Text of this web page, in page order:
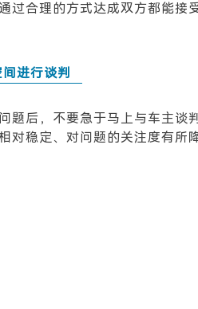
过合理的方式达成双方都能
进行谈判
题后，不要急于马上与车主谈
对稳定、对问题的关注度有